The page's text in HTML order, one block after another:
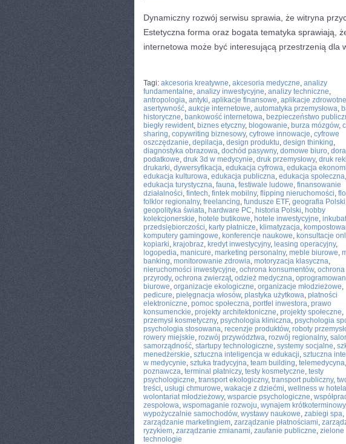
Dynamiczny rozwój serwisu sprawia, że witryna
Estetyczna forma oraz bogata tematyka sprawiają,
internetowa może być interesującą przestrzenią dla
Tagi: akcesoria kreatywne, akcesoria medyczne, analizy
fundamentalne, analizy inwestycyjne, analizy techniczne,
antropologia, antyki, aplikacje finansowe, aplikacje zdrowotne
asertywność, aukcje internetowe, automatyka przemysłowa,
historyczne, bankowość internetowa, bezpieczeństwo
biegły rewident, biznes etyczny, blogowanie, burza mózgów,
sharing, copywriting biznesowy, cyfrowe innowacje, cyfrowe
oszczędzanie, depilacja, design produktu, design thinking,
diagnostyka obrazowa, dochód pasywny, domowe biuro,
podatkowe, druk 3d w medycynie, druk przemysłowy, druk
drukarki, dywersyfikacja, edukacja cyfrowa, edukacja
edukacja kulturowa, edukacja publiczna, edukacja społeczna,
edukacja turystyczna, fauna, festiwale ludowe, finansowanie
działalności, fintech, fintek mobilny, flipping nieruchomości,
folklor regionalny, freelancing, fundusze ETF, geografia Polski
geopolityka świata, hardware PC, historia Polski, hobby
kolekcjonerskie, hotele butikowe, hotele inwestycyjne,
przedsiębiorczości, karty płatnicze, klimatyzacja,
komputery gamingowe, konferencje naukowe, konsultacje
kopiarki, krajobraz, kredyt inwestycyjny, leasing operacyjny,
logopedia, manicure, marketing personalny, meble biurowe,
banking, monitorowanie zdrowia, motoryzacja klasyczna,
nieruchomości inwestycyjne, ochrona konsumentów, ochrona
przyrody, ochrona zwierząt, odzież medyczna,
biurowe, organizacje ekologiczne, organizacje młodzieżowe,
pedicure, pielęgnacja włosów, plastyka użytkowa, płatności
elektroniczne, pomoc społeczna, portfel inwestora, prawo
konsumenckie, projekty architektoniczne, projekty społeczne,
przemysł kosmetyczny, psychologia kliniczna, psychologia
psychologia stosowana, recenzje produktów, roboty
rowery miejskie, rozwój przywództwa, rozwój regionalny,
samorządność, startupy technologiczne, systemy socjalne,
menedżerskie, sztuczna inteligencja w edukacji, sztuczna
w medycynie, sztuka tradycyjna, team building, telemedycyna,
poznawcza, terminal płatniczy, testy kosmetyczne, testy
psychologiczne, transport ekologiczny, transport publiczny,
treści, usługi chmurowe, wakacje z dziećmi, wellness w
wolontariat młodzieżowy, wsparcie psychologiczne,
zespołowa, wspomaganie rozwoju, wynajem krótkoterminowy
wypożyczalnie samochodów, wystawy naukowe, zabiegi spa,
zarządzanie marketingiem, zarządzanie płatnościami,
ryzykiem, zarządzanie zmianami, zaufanie publiczne, zielone
technologie